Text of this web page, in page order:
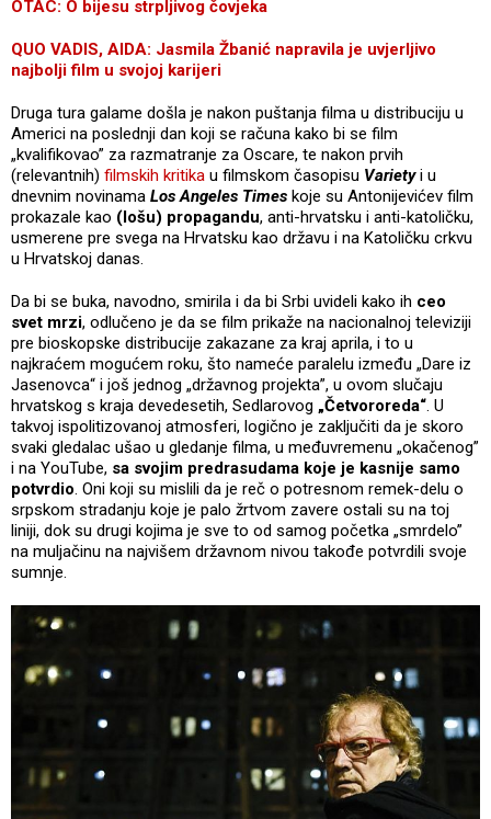
OTAC: O bijesu strpljivog čovjeka
QUO VADIS, AIDA: Jasmila Žbanić napravila je uvjerljivo
najbolji film u svojoj karijeri
Druga tura galame došla je nakon puštanja filma u distribuciju u
Americi na poslednji dan koji se računa kako bi se film
„kvalifikovao” za razmatranje za Oscare, te nakon prvih
(relevantnih) filmskih kritika u filmskom časopisu Varietyi u
dnevnim novinama Los Angeles Times koje su Antonijevićev film
prokazale kao (lošu) propagandu, anti-hrvatsku i anti-katoličku,
usmerene pre svega na Hrvatsku kao državu i na Katoličku crkvu
u Hrvatskoj danas.
Da bi se buka, navodno, smirila i da bi Srbi uvideli kako ih ceo
svet mrzi, odlučeno je da se film prikaže na nacionalnoj televiziji
pre bioskopske distribucije zakazane za kraj aprila, i to u
najkraćem mogućem roku, što nameće paralelu između „Dare iz
Jasenovca“ i još jednog „državnog projekta”, u ovom slučaju
hrvatskog s kraja devedesetih, Sedlarovog „Četvororeda“. U
takvoj ispolitizovanoj atmosferi, logično je zaključiti da je skoro
svaki gledalac ušao u gledanje filma, u međuvremenu „okačenog”
i na YouTube, sa svojim predrasudama koje je kasnije samo
potvrdio. Oni koji su mislili da je reč o potresnom remek-delu o
srpskom stradanju koje je palo žrtvom zavere ostali su na toj
liniji, dok su drugi kojima je sve to od samog početka „smrdelo”
na muljačinu na najvišem državnom nivou takođe potvrdili svoje
sumnje.